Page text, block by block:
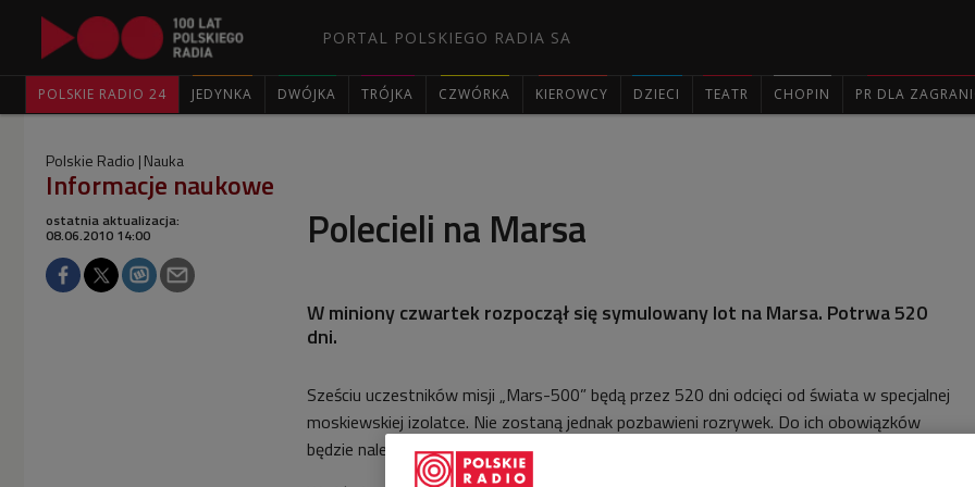
PORTAL POLSKIEGO RADIA SA
POLSKIE RADIO 24 JEDYNKA DWÓJKA TRÓJKA CZWÓRKA KIEROWCY DZIECI TEATR CHOPIN PR DLA
Polskie Radio Nauka
Informacje naukowe
Polecieli na Marsa
ostatnia aktualizacja:
08.06.2010 14:00
W miniony czwartek rozpoczął się symulowany lot na Marsa. Potrwa 520
dni.
Sześciu uczestników misji „Mars-500” będą przez 520 dni odcięci od świata w specjalnej
moskiewskiej izolatce. Nie zostaną jednak pozbawieni rozrywek. Do ich obowiązków
będzie należało na przykład… granie w gry komputerowe.